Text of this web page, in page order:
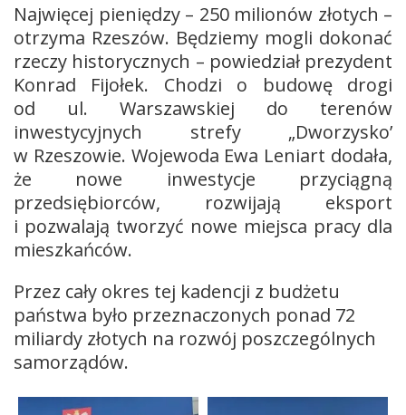
Najwięcej pieniędzy – 250 milionów złotych –
otrzyma Rzeszów. Będziemy mogli dokonać
rzeczy historycznych – powiedział prezydent
Konrad Fijołek. Chodzi o budowę drogi
od ul. Warszawskiej do terenów
inwestycyjnych strefy „Dworzysko’
w Rzeszowie. Wojewoda Ewa Leniart dodała,
że nowe inwestycje przyciągną
przedsiębiorców, rozwijają eksport
i pozwalają tworzyć nowe miejsca pracy dla
mieszkańców.
Przez cały okres tej kadencji z budżetu
państwa było przeznaczonych ponad 72
miliardy złotych na rozwój poszczególnych
samorządów.